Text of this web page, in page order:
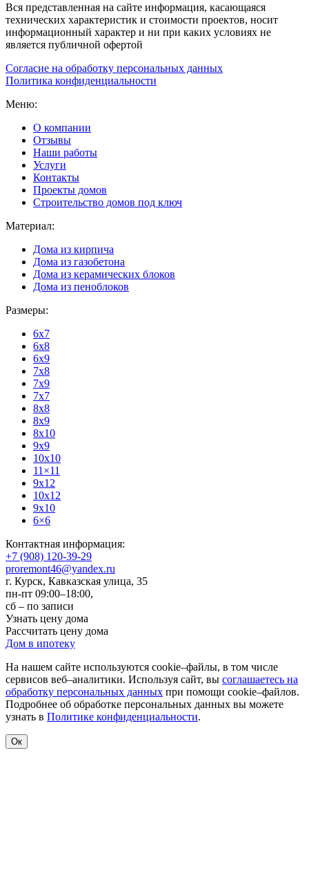
Вся представленная на сайте информация, касающаяся
технических характеристик и стоимости проектов, носит
информационный характер и ни при каких условиях не
является публичной офертой
Согласие на обработку персональных данных
Политика конфиденциальности
Меню:
О компании
Отзывы
Наши работы
Услуги
Контакты
Проекты домов
Строительство домов под ключ
Материал:
Дома из кирпича
Дома из газобетона
Дома из керамических блоков
Дома из пеноблоков
Размеры:
6x7
6x8
6x9
7x8
7x9
7x7
8x8
8x9
8x10
9x9
10x10
11×11
9x12
10x12
9x10
6×6
Контактная информация:
+7 (908) 120-39-29
proremont46@yandex.ru
г. Курск, Кавказская улица, 35
пн-пт 09:00–18:00,
сб – по записи
Узнать цену дома
Рассчитать цену дома
Дом в ипотеку
На нашем сайте используются cookie–файлы, в том числе
сервисов веб–аналитики. Используя сайт, вы соглашаетесь на
обработку персональных данных при помощи cookie–файлов.
Подробнее об обработке персональных данных вы можете
узнать в Политике конфиденциальности.
Ок